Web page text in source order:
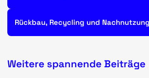
Rückbau, Recycling und Nachnutzung
Weitere spannende Beiträge